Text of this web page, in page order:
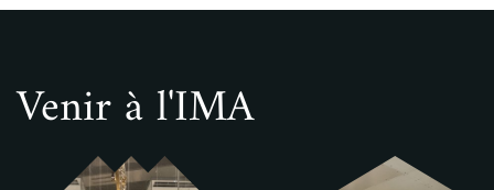
Venir à l'IMA